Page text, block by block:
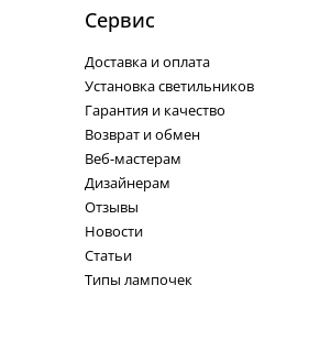
Cервис
Доставка и оплата
Установка светильников
Гарантия и качество
Возврат и обмен
Веб-мастерам
Дизайнерам
Отзывы
Новости
Статьи
Типы лампочек